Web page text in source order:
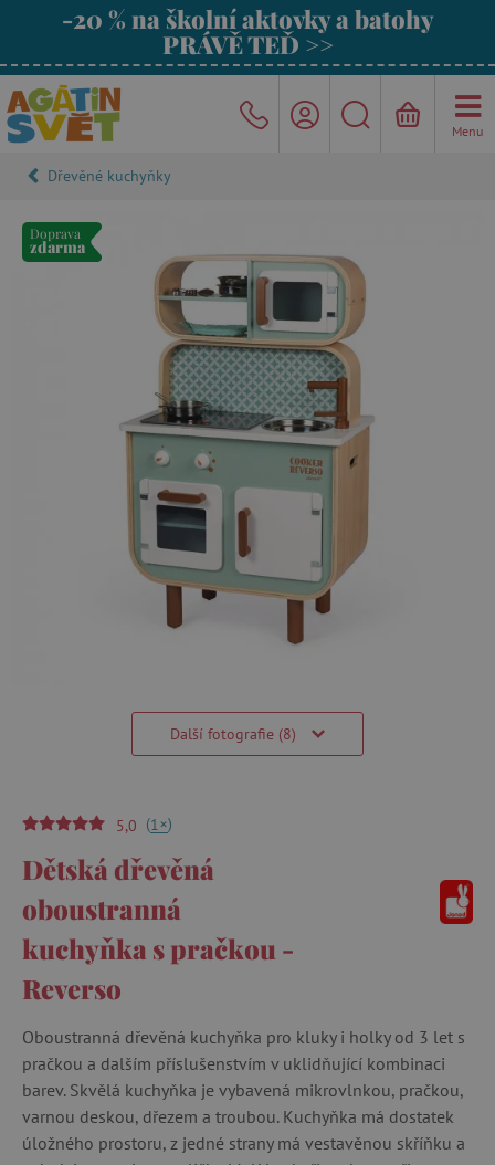
-20 % na školní aktovky a batohy
PRÁVĚ TEĎ >>
Menu
Dřevěné kuchyňky
Doprava
zdarma
Další fotografie (8)
5,0 (1+)
Dětská dřevěná
oboustranná
kuchyňka s pračkou -
Reverso
Oboustranná dřevěná kuchyňka pro kluky i holky od 3 let s
pračkou a dalším příslušenstvím v uklidňující kombinaci
barev. Skvělá kuchyňka je vybavená mikrovlnkou, pračkou,
varnou deskou, dřezem a troubou. Kuchyňka má dostatek
úložného prostoru, z jedné strany má vestavěnou skříňku a